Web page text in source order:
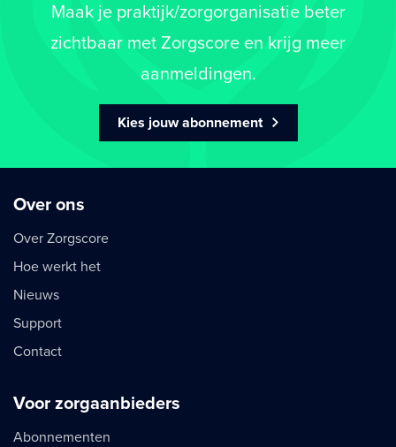
Maak je praktijk/zorgorganisatie beter
zichtbaar met Zorgscore en krijg meer
aanmeldingen.
Kies jouw abonnement
Over ons
Over Zorgscore
Hoe werkt het
Nieuws
Support
Contact
Voor zorgaanbieders
Abonnementen